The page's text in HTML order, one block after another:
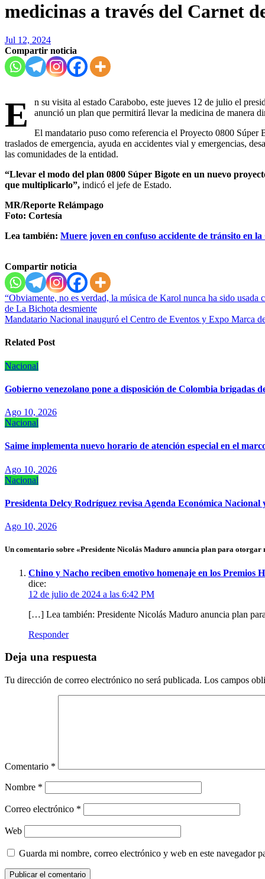
medicinas a través del Carnet
Jul 12, 2024
Compartir noticia
E
n su visita al estado Carabobo, este jueves 12 de julio el
anunció un plan que permitirá llevar la medicina de manera
El mandatario puso como referencia el Proyecto 0800 Súper
traslados de emergencia, ayuda en accidentes vial y emergencias,
las comunidades de la entidad.
“Llevar el modo del plan 0800 Súper Bigote en un nuevo
que multiplicarlo”, indicó el jefe de Estado.
MR/Reporte Relámpago
Foto: Cortesía
Lea también: Muere joven en confuso accidente de tránsito en
Compartir noticia
Navegación
de
“Obviamente, no es verdad, la música de Karol nunca ha sido
de La Bichota desmiente
Mandatario Nacional inauguró el Centro de Eventos y Expo Marca
Related Post
Nacional
Gobierno venezolano pone a disposición de Colombia brigadas
Ago 10, 2026
Nacional
Saime implementa nuevo horario de atención especial en el
Ago 10, 2026
Nacional
Presidenta Delcy Rodríguez revisa Agenda Económica Nacional
Ago 10, 2026
Un comentario sobre «Presidente Nicolás Maduro anuncia plan para
Chino y Nacho reciben emotivo homenaje en los Premios
dice:
12 de julio de 2024 a las 6:42 PM
[…] Lea también: Presidente Nicolás Maduro anuncia plan
Responder
Deja una respuesta
Tu dirección de correo electrónico no será publicada. Los campos
Comentario *
Nombre *
Correo electrónico *
Web
Guarda mi nombre, correo electrónico y web en este navegador